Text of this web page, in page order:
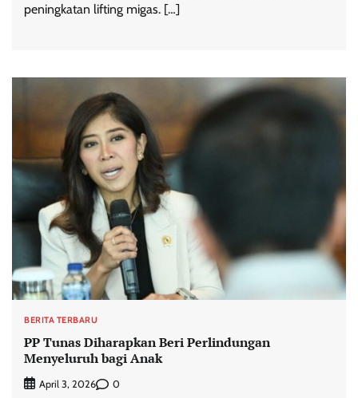
peningkatan lifting migas. […]
BERITA TERBARU
PP Tunas Diharapkan Beri Perlindungan
Menyeluruh bagi Anak
April 3, 2026 0